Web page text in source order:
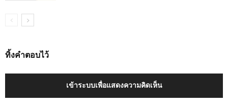
ทิ้งคำตอบไว้
เข้าระบบเพื่อแสดงความคิดเห็น